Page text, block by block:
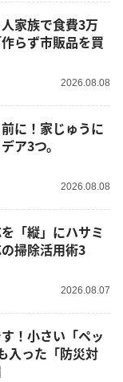
家族で食費3万
らず市販品を買
2026.08.08
に！家じゅうに
ア3つ。
2026.08.08
「縦」にハサミ
掃除活用術3
2026.08.07
！小さい「ペッ
入った「防災対